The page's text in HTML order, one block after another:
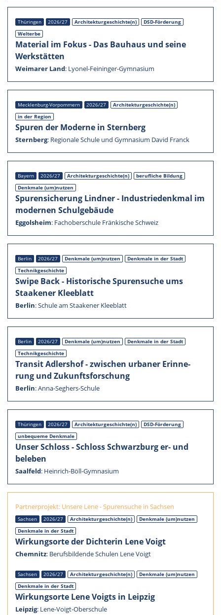
Thürin­gen 2026/27 Architekturgeschichte(n)
DSD-Förderung
Welterbe
Material im Fokus - Das Bauhaus und seine
Werkstät­ten
Weima­rer Land: Lyonel-Feininger-Gymnasium
Mecklenburg-Vorpommern 2026/27
Architekturgeschichte(n)
in der Region
Spuren der Moderne in Stern­berg
Stern­berg: Regio­nale Schule und Gymna­sium David Franck
Bayern 2026/27 Architekturgeschichte(n)
beruf­li­che Bildung
Denkmale (um)nutzen
Spuren­si­che­rung Lindner - Indus­trie­denk­mal im
moder­nen Schul­ge­bäude
Eggols­heim: Fachober­schule Fränki­sche Schweiz
Berlin 2026/27 Denkmale (um)nutzen
Denkmale in der Stadt
Technik­ge­schichte
Swipe Back - Histo­ri­sche Spuren­su­che ums
Staake­ner Kleeblatt
Berlin:Schule am Staake­ner Kleeblatt
Berlin 2026/27 Denkmale (um)nutzen
Denkmale in der Stadt
Technik­ge­schichte
Transit Adlers­hof - zwischen urbaner Erinne­
rung und Zukunfts­for­schung
Berlin:Anna-Seghers-Schule
Thürin­gen 2026/27 Architekturgeschichte(n)
DSD-Förderung
unbequeme Denkmale
Unser Schloss - Schloss Schwarz­burg er- und
beleben
Saalfeld: Heinrich-Böll-Gymnasium
Partner­pro­jekt: Unsere Lene - Spuren­su­che in Sachsen
Sachsen 2026/27 Architekturgeschichte(n)
Denkmale (um)nutzen
Denkmale in der Stadt
Wirkungs­orte der Dichte­rin Lene Voigt
Chemnitz: Berufs­bil­dende Schulen Lene Voigt
Sachsen 2026/27 Architekturgeschichte(n)
Denkmale (um)nutzen
Denkmale in der Stadt
Wirkungs­orte Lene Voigts in Leipzig
Leipzig: Lene-Voigt-Oberschule